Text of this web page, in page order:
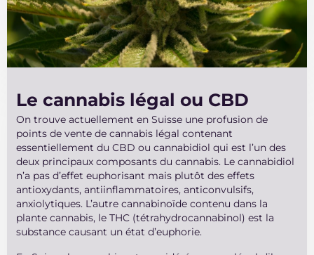
Le cannabis légal ou CBD
On trouve actuellement en Suisse une profusion de
points de vente de cannabis légal contenant
essentiellement du CBD ou cannabidiol qui est l’un des
deux principaux composants du cannabis. Le cannabidiol
n’a pas d’effet euphorisant mais plutôt des effets
antioxydants, antiinflammatoires, anticonvulsifs,
anxiolytiques. L’autre cannabinoïde contenu dans la
plante cannabis, le THC (tétrahydrocannabinol) est la
substance causant un état d’euphorie.